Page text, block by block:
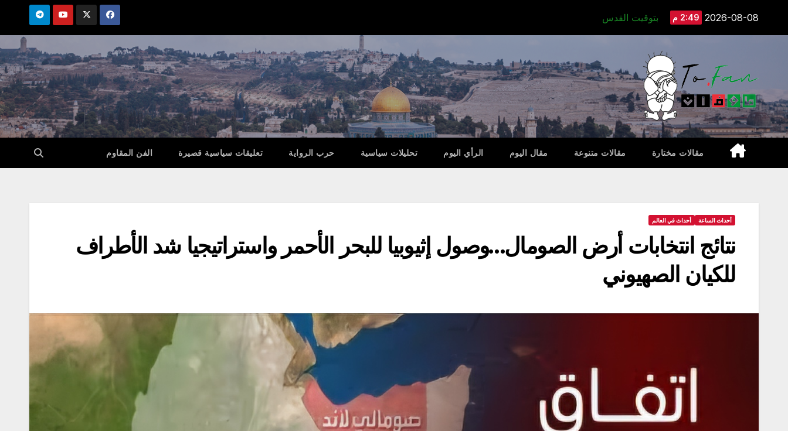
2026-08-08 2:49 م بتوقيت القدس
مقالات مختارة مقالات متنوعة مقال اليوم الرأي اليوم تحليلات سياسية حرب الرواية تعليقات سياسية قصيرة الفن المقاوم
أحداث الساعة أحداث في العالم
نتائج انتخابات أرض الصومال…وصول إثيوبيا للبحر الأحمر واستراتيجيا شد الأطراف
للكيان الصهيوني